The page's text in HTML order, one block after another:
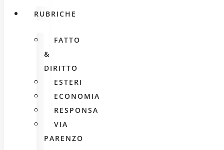
RUBRICHE
FATTO
&
DIRITTO
ESTERI
ECONOMIA
RESPONSA
VIA
PARENZO